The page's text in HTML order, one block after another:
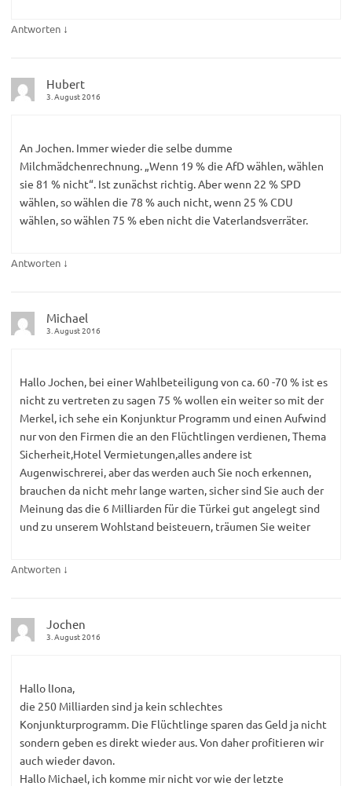
Antworten ↓
Hubert
3. August 2016
An Jochen. Immer wieder die selbe dumme
Milchmädchenrechnung. „Wenn 19 % die AfD wählen, wählen
sie 81 % nicht“. Ist zunächst richtig. Aber wenn 22 % SPD
wählen, so wählen die 78 % auch nicht, wenn 25 % CDU
wählen, so wählen 75 % eben nicht die Vaterlandsverräter.
Antworten ↓
Michael
3. August 2016
Hallo Jochen, bei einer Wahlbeteiligung von ca. 60 -70 % ist es
nicht zu vertreten zu sagen 75 % wollen ein weiter so mit der
Merkel, ich sehe ein Konjunktur Programm und einen Aufwind
nur von den Firmen die an den Flüchtlingen verdienen, Thema
Sicherheit,Hotel Vermietungen,alles andere ist
Augenwischrerei, aber das werden auch Sie noch erkennen,
brauchen da nicht mehr lange warten, sicher sind Sie auch der
Meinung das die 6 Milliarden für die Türkei gut angelegt sind
und zu unserem Wohlstand beisteuern, träumen Sie weiter
Antworten ↓
Jochen
3. August 2016
Hallo lIona,
die 250 Milliarden sind ja kein schlechtes
Konjunkturprogramm. Die Flüchtlinge sparen das Geld ja nicht
sondern geben es direkt wieder aus. Von daher profitieren wir
auch wieder davon.
Hallo Michael, ich komme mir nicht vor wie der letzte